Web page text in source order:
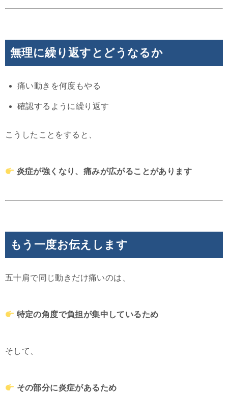
無理に繰り返すとどうなるか
痛い動きを何度もやる
確認するように繰り返す
こうしたことをすると、
炎症が強くなり、痛みが広がることがあります
もう一度お伝えします
五十肩で同じ動きだけ痛いのは、
特定の角度で負担が集中しているため
そして、
その部分に炎症があるため